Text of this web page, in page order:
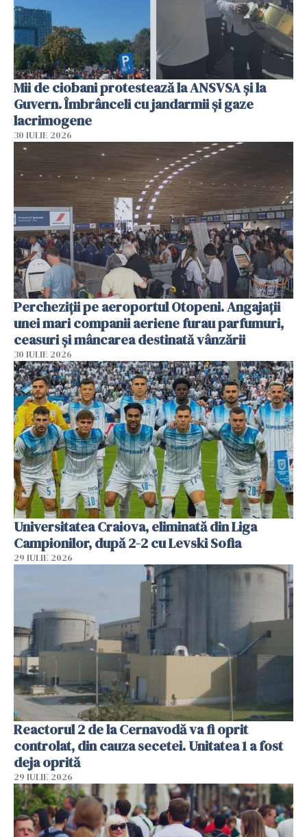
Mii de ciobani protestează la ANSVSA și la
Guvern. Îmbrânceli cu jandarmii și gaze
lacrimogene
30 IULIE 2026
Percheziții pe aeroportul Otopeni. Angajații
unei mari companii aeriene furau parfumuri,
ceasuri și mâncarea destinată vânzării
30 IULIE 2026
Universitatea Craiova, eliminată din Liga
Campionilor, după 2-2 cu Levski Sofia
29 IULIE 2026
Reactorul 2 de la Cernavodă va fi oprit
controlat, din cauza secetei. Unitatea 1 a fost
deja oprită
29 IULIE 2026